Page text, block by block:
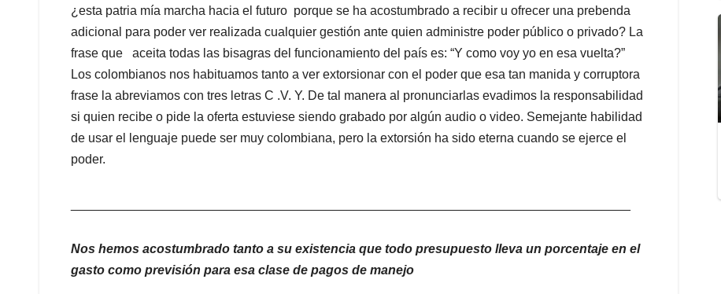
p
p
o
k
I
n
s
¿esta patria mía marcha hacia el futuro porque se ha acostumbrado a recibir u ofrecer una prebenda
adicional para poder ver realizada cualquier gestión ante quien administre poder público o privado? La
frase que aceita todas las bisagras del funcionamiento del país es: “Y como voy yo en esa vuelta?”
Los colombianos nos habituamos tanto a ver extorsionar con el poder que esa tan manida y corruptora
frase la abreviamos con tres letras C .V. Y. De tal manera al pronunciarlas evadimos la responsabilidad
si quien recibe o pide la oferta estuviese siendo grabado por algún audio o video. Semejante habilidad
de usar el lenguaje puede ser muy colombiana, pero la extorsión ha sido eterna cuando se ejerce el
poder.
Nos hemos acostumbrado tanto a su existencia que todo presupuesto lleva un porcentaje en el
gasto como previsión para esa clase de pagos de manejo